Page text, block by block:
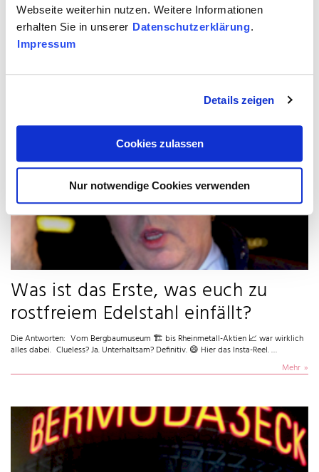
Webseite weiterhin nutzen. Weitere Informationen
erhalten Sie in unserer Datenschutzerklärung.
Impressum
Details zeigen
Cookies zulassen
Nur notwendige Cookies verwenden
Welches Material wärst Du?
Wenn Du ein Material wärst – würdest Du lieber Holz 🌳sein oder Edelstahl ✨ ?
Was ist das Erste, was euch zu
rostfreiem Edelstahl einfällt?
Die Antworten: Vom Bergbaumuseum 🏗️ bis Rheinmetall-Aktien 📈 war wirklich
alles dabei. Clueless? Ja. Unterhaltsam? Definitiv. 😄 Hier das Insta-Reel. …
Mehr